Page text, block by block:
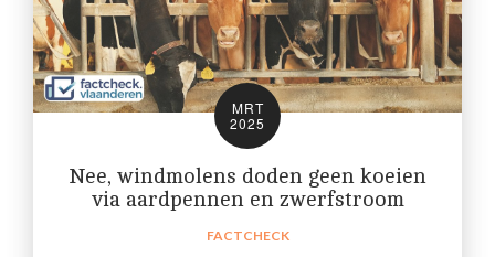
MRT
2025
Nee, windmolens doden geen koeien
via aardpennen en zwerfstroom
FACTCHECK